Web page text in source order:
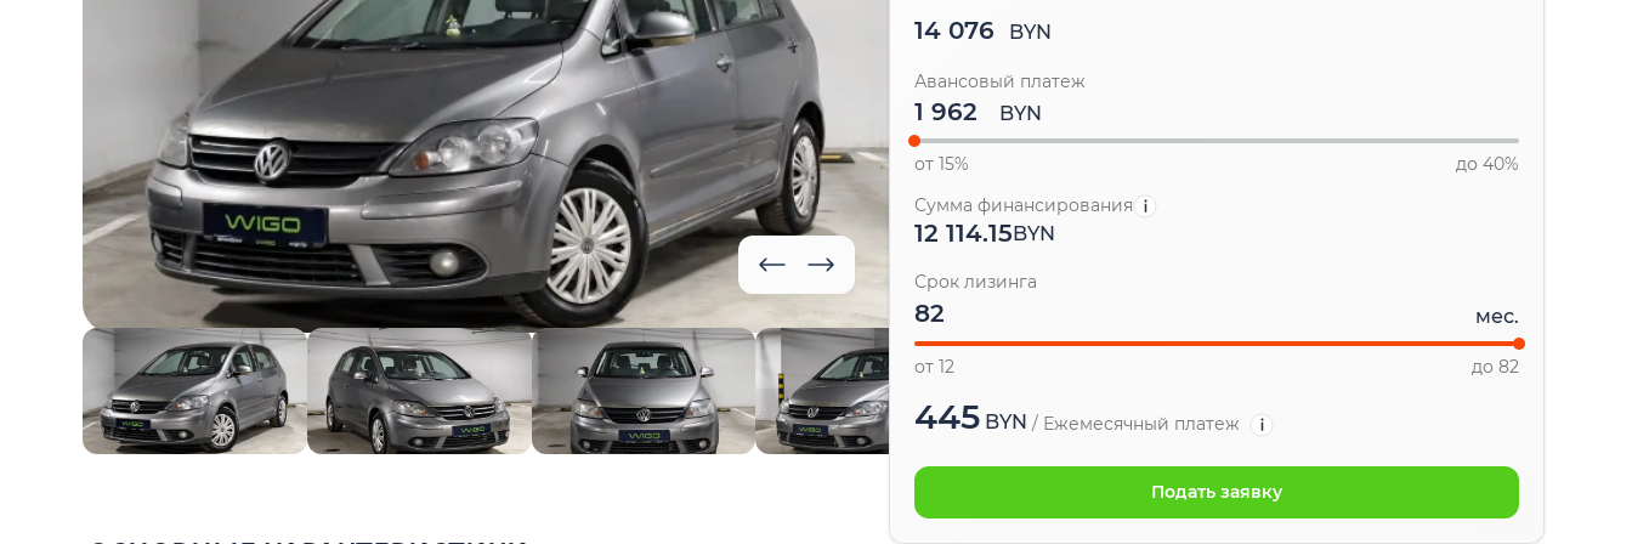
14 076 BYN
Авансовый платеж
BYN
от 15%
до 40%
Сумма финансирования
12 114.15BYN
Срок лизинга
мес.
от 12 до 82
445 BYN / Ежемесячный платеж
Подать заявку